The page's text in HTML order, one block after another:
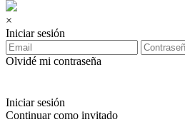
×
Iniciar sesión
Olvidé mi contraseña
Iniciar sesión
Continuar como invitado